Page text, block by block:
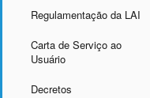
Regulamentação da LAI
Carta de Serviço ao
Usuário
Decretos